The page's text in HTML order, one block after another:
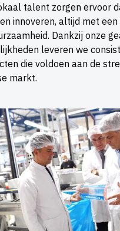
talent zorgen ervoor
innoveren, altijd met
Dankzij onze
leveren we
die voldoen aan de
markt.